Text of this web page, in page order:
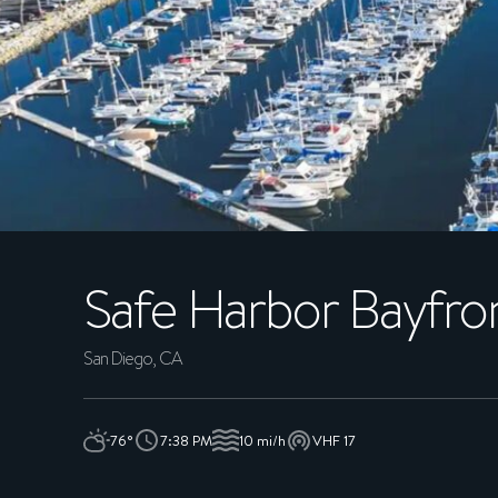
À propos
ADHÉRENTS
CONCIERGE
DURABILITÉ
BOUTIQUE
CARRIÈRES
ACTUALITÉS
Safe Harbor
San Diego, CA
76° 7:38 PM 10 mi/h VHF 17